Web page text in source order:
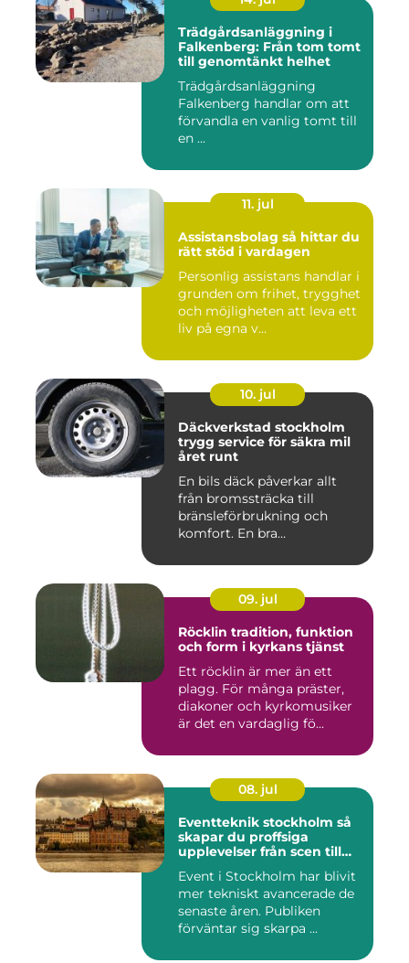
Trädgårdsanläggning i
Falkenberg: Från tom tomt
till genomtänkt helhet
Trädgårdsanläggning
Falkenberg handlar om att
förvandla en vanlig tomt till
en ...
11. jul
Assistansbolag så hittar du
rätt stöd i vardagen
Personlig assistans handlar i
grunden om frihet, trygghet
och möjligheten att leva ett
liv på egna v...
10. jul
Däckverkstad stockholm
trygg service för säkra mil
året runt
En bils däck påverkar allt
från bromssträcka till
bränsleförbrukning och
komfort. En bra
09. jul
Röcklin tradition, funktion
och form i kyrkans tjänst
Ett röcklin är mer än ett
plagg. För många präster,
diakoner och kyrkomusiker
är det en vardaglig fö...
08. jul
Eventteknik stockholm så
skapar du proffsiga
upplevelser från scen till
Event i Stockholm har blivit
mer tekniskt avancerade de
senaste åren. Publiken
förväntar sig skarpa ...